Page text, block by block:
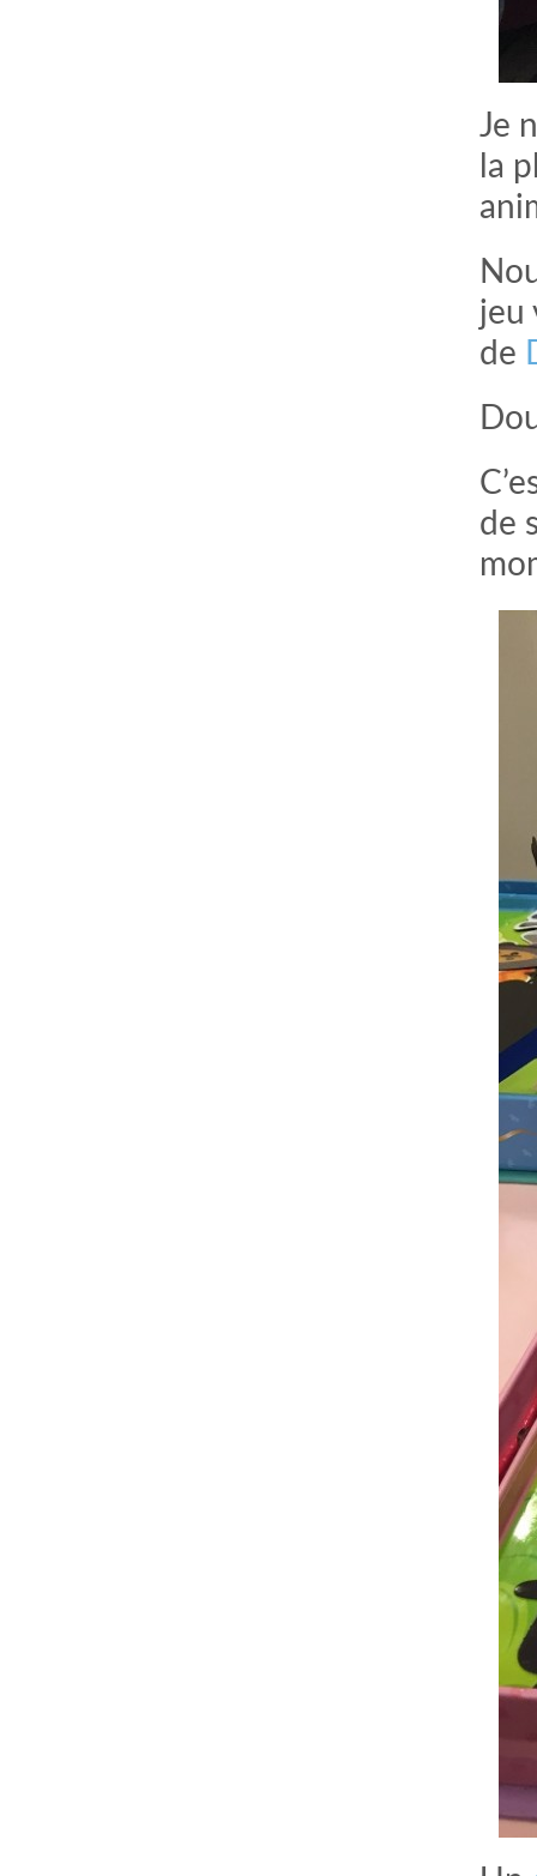
Je
la
jeu
de
de